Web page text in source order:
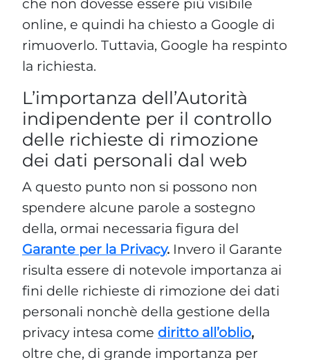
che non dovesse essere più visibile
online, e quindi ha chiesto a Google di
rimuoverlo. Tuttavia, Google ha respinto
la richiesta.
L’importanza dell’Autorità
indipendente per il controllo
delle richieste di rimozione
dei dati personali dal web
A questo punto non si possono non
spendere alcune parole a sostegno
della, ormai necessaria figura del
Garante per la Privacy. Invero il Garante
risulta essere di notevole importanza ai
fini delle richieste di rimozione dei dati
personali nonchè della gestione della
privacy intesa come diritto all’oblio,
oltre che, di grande importanza per